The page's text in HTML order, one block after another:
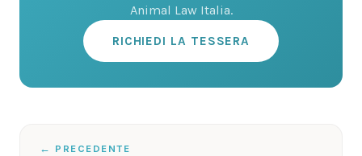
Animal Law Italia.
RICHIEDI LA TESSERA
← PRECEDENTE